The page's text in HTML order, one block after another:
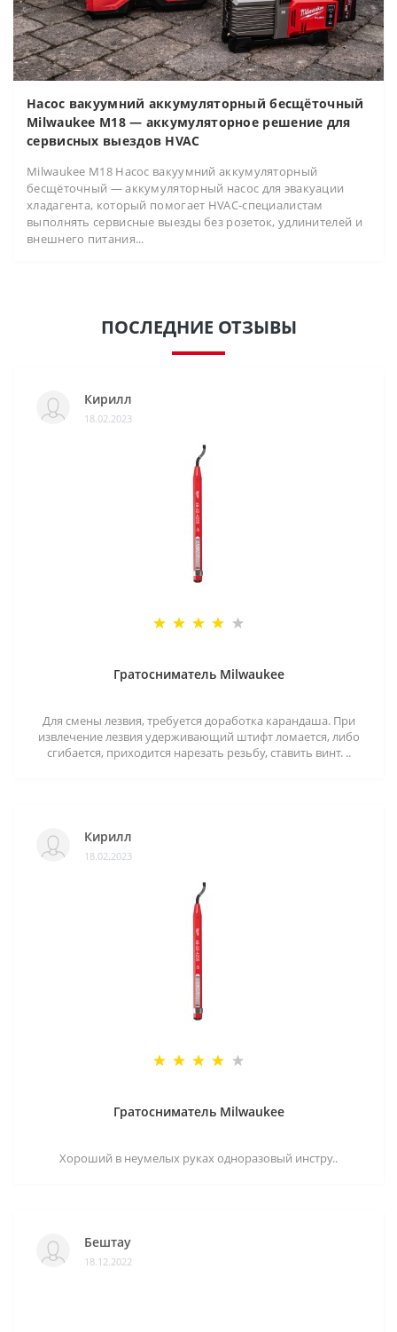
Насос вакуумний аккумуляторный бесщёточный
Milwaukee M18 — аккумуляторное решение для
сервисных выездов HVAC
Milwaukee M18 Насос вакуумний аккумуляторный
бесщёточный — аккумуляторный насос для эвакуации
хладагента, который помогает HVAC-специалистам
выполнять сервисные выезды без розеток, удлинителей и
внешнего питания...
ПОСЛЕДНИЕ ОТЗЫВЫ
Кирилл
18.02.2023
Гратосниматель Milwaukee
Для смены лезвия, требуется доработка карандаша. При
извлечение лезвия удерживающий штифт ломается, либо
сгибается, приходится нарезать резьбу, ставить винт. ..
Кирилл
18.02.2023
Гратосниматель Milwaukee
Хороший в неумелых руках одноразовый инстру..
Бештау
18.12.2022